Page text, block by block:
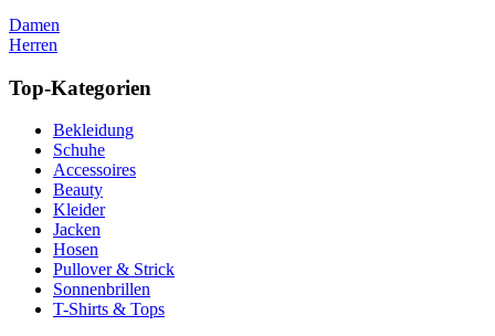
Damen
Herren
Top-Kategorien
Bekleidung
Schuhe
Accessoires
Beauty
Kleider
Jacken
Hosen
Pullover & Strick
Sonnenbrillen
T-Shirts & Tops